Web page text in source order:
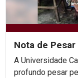
Nota de
A Universidade
profundo pesar